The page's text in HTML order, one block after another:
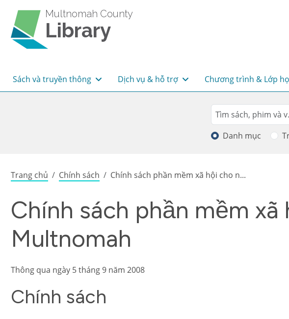
Multnomah County
Library
Main navigation
Sách và truyền thông Dịch vụ & hỗ trợ Chương trình & Lớp
Search
Tìm kiếm
Danh mục
Breadcrumb
Trang chủ Chính sách Chính sách phần mềm xã hội cho n...
Chính sách phần mềm
Multnomah
Thông qua ngày 5 tháng 9 năm 2008
Chính sách